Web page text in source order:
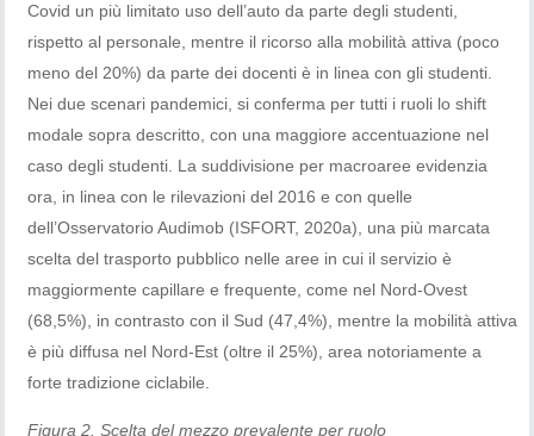
Covid un più limitato uso dell’auto da parte degli studenti,
rispetto al personale, mentre il ricorso alla mobilità attiva (poco
meno del 20%) da parte dei docenti è in linea con gli studenti.
Nei due scenari pandemici, si conferma per tutti i ruoli lo shift
modale sopra descritto, con una maggiore accentuazione nel
caso degli studenti. La suddivisione per macroaree evidenzia
ora, in linea con le rilevazioni del 2016 e con quelle
dell’Osservatorio Audimob (ISFORT, 2020a), una più marcata
scelta del trasporto pubblico nelle aree in cui il servizio è
maggiormente capillare e frequente, come nel Nord-Ovest
(68,5%), in contrasto con il Sud (47,4%), mentre la mobilità attiva
è più diffusa nel Nord-Est (oltre il 25%), area notoriamente a
forte tradizione ciclabile.
Figura 2. Scelta del mezzo prevalente per ruolo